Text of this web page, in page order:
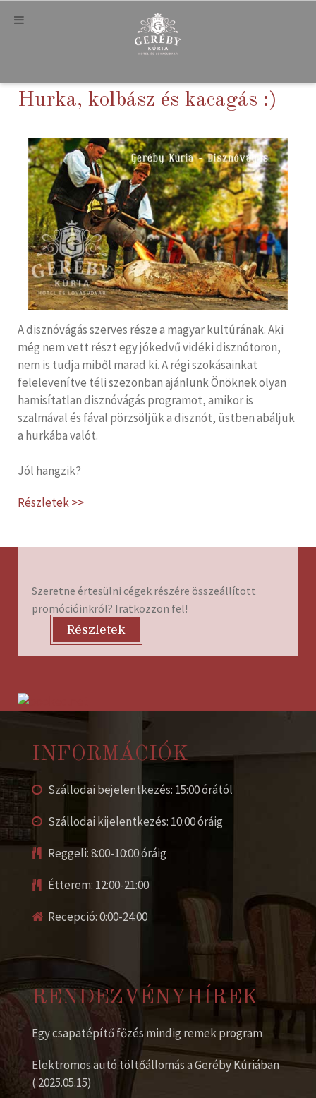
Hurka, kolbász és kacagás :)
A disznóvágás szerves része a magyar kultúrának. Aki
még nem vett részt egy jókedvű vidéki disznótoron,
nem is tudja miből marad ki. A régi szokásainkat
felelevenítve téli szezonban ajánlunk Önöknek olyan
hamisítatlan disznóvágás programot, amikor is
szalmával és fával pörzsöljük a disznót, üstben abáljuk
a hurkába valót.
Jól hangzik?
Részletek >>
Szeretne értesülni cégek részére összeállított
promócióinkról? Iratkozzon fel!
Részletek
INFORMÁCIÓK
Szállodai bejelentkezés: 15:00 órától
Szállodai kijelentkezés: 10:00 óráig
Reggeli: 8:00-10:00 óráig
Étterem: 12:00-21:00
Recepció: 0:00-24:00
RENDEZVÉNYHÍREK
Egy csapatépítő főzés mindig remek program
Elektromos autó töltőállomás a Geréby Kúriában
( 2025.05.15)